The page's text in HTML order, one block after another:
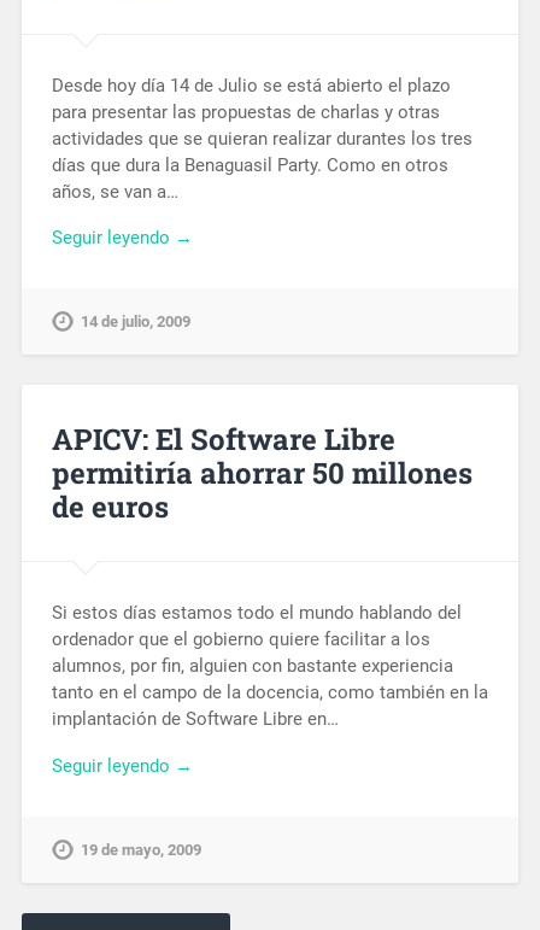
Desde hoy día 14 de Julio se está abierto el plazo
para presentar las propuestas de charlas y otras
actividades que se quieran realizar durantes los tres
días que dura la Benaguasil Party. Como en otros
años, se van a…
Seguir leyendo →
14 de julio, 2009
APICV: El Software Libre
permitiría ahorrar 50 millones
de euros
Si estos días estamos todo el mundo hablando del
ordenador que el gobierno quiere facilitar a los
alumnos, por fin, alguien con bastante experiencia
tanto en el campo de la docencia, como también en la
implantación de Software Libre en…
Seguir leyendo →
19 de mayo, 2009